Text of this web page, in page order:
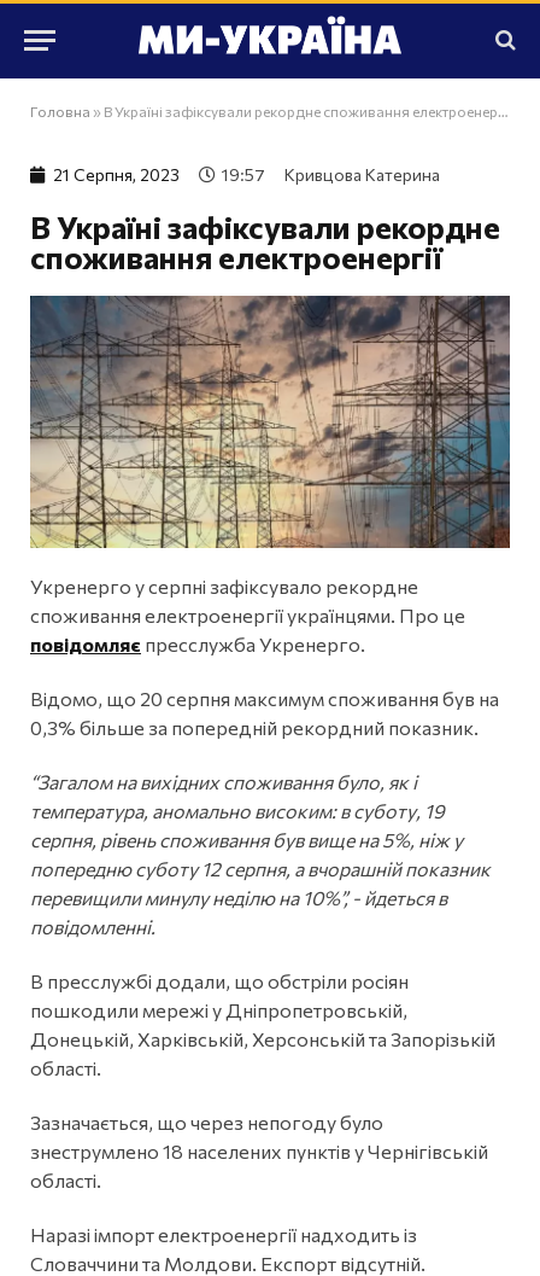
Головна » В Україні зафіксували рекордне споживання електроенергії
21 Серпня, 2023 19:57 Кривцова Катерина
В Україні зафіксували рекордне
споживання електроенергії
Укренерго у серпні зафіксувало рекордне
споживання електроенергії українцями. Про це
повідомляє пресслужба Укренерго.
Відомо, що 20 серпня максимум споживання був на
0,3% більше за попередній рекордний показник.
“Загалом на вихідних споживання було, як і
температура, аномально високим: в суботу, 19
серпня, рівень споживання був вище на 5%, ніж у
попередню суботу 12 серпня, а вчорашній показник
перевищили минулу неділю на 10%”, - йдеться в
повідомленні.
В пресслужбі додали, що обстріли росіян
пошкодили мережі у Дніпропетровській,
Донецькій, Харківській, Херсонській та Запорізькій
області.
Зазначається, що через непогоду було
знеструмлено 18 населених пунктів у Чернігівській
області.
Наразі імпорт електроенергії надходить із
Словаччини та Молдови. Експорт відсутній.